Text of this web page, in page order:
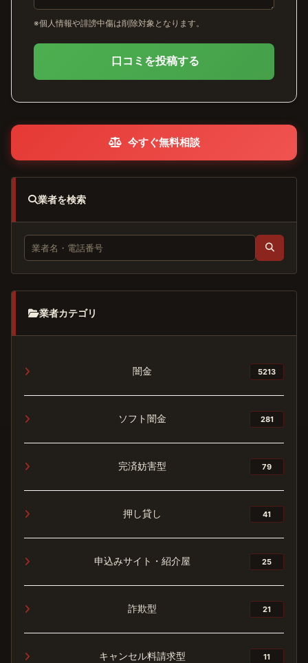
※個人情報や誹謗中傷は削除対象となります。
口コミを投稿する
今すぐ無料相談
業者を検索
業者カテゴリ
闇金 5213
ソフト闇金 281
完済妨害型 79
押し貸し 41
申込みサイト・紹介屋 25
詐欺型 21
キャンセル料請求型 11